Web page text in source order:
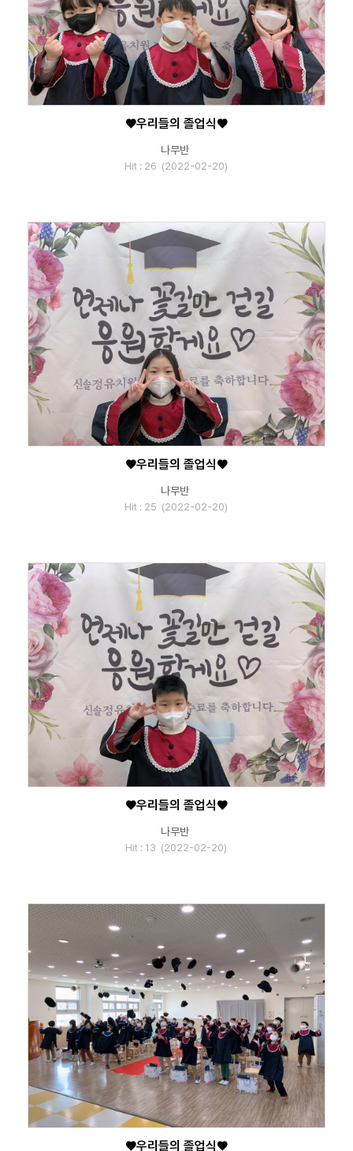
♥우리들의 졸업식♥
나무반
Hit : 26 (2022-02-20)
♥우리들의 졸업식♥
나무반
Hit : 25 (2022-02-20)
♥우리들의 졸업식♥
나무반
Hit : 13 (2022-02-20)
♥우리들의 졸업식♥